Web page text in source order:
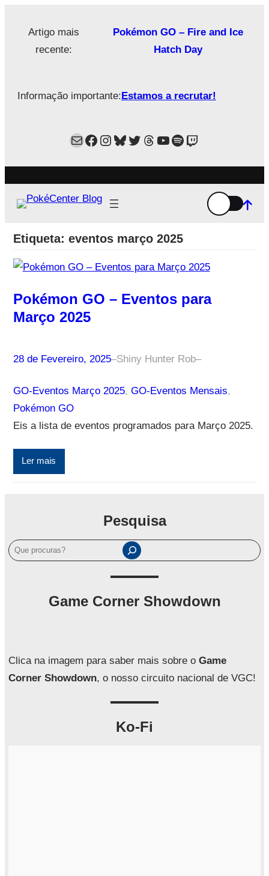
Artigo mais
recente:
Pokémon GO – Fire and Ice
Hatch Day
Informação importante:Estamos a recrutar!
MailFacebook
Instagram
Bluesky
Twitter
Estamos no Threads!
YouTube
Spotify
Twitch
Etiqueta: eventos março 2025
Pokémon GO – Eventos para
Março 2025
28 de Fevereiro, 2025–Shiny Hunter Rob–
GO-Eventos Março 2025, GO-Eventos Mensais
Pokémon GO
Eis a lista de eventos programados para Março 2025.
Ler mais
Pesquisa
P
e
a
Game Corner Showdown
Clica na imagem para saber mais sobre o Game
Corner Showdown, o nosso circuito nacional de VGC!
Ko-Fi